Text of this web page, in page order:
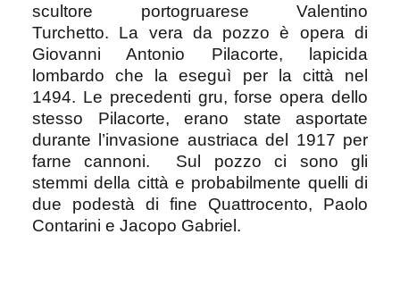
scultore portogruarese Valentino
Turchetto. La vera da pozzo è opera di
Giovanni Antonio Pilacorte, lapicida
lombardo che la eseguì per la città nel
1494. Le precedenti gru, forse opera dello
stesso Pilacorte, erano state asportate
durante l’invasione austriaca del 1917 per
farne cannoni.
Sul pozzo ci sono gli
stemmi della città e probabilmente quelli di
due podestà di fine Quattrocento, Paolo
Contarini e Jacopo Gabriel.